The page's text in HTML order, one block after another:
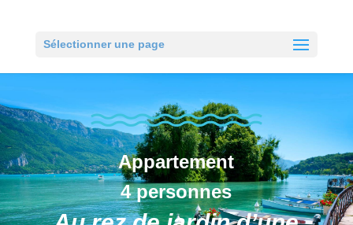
Sélectionner une page
Appartement
4 personnes